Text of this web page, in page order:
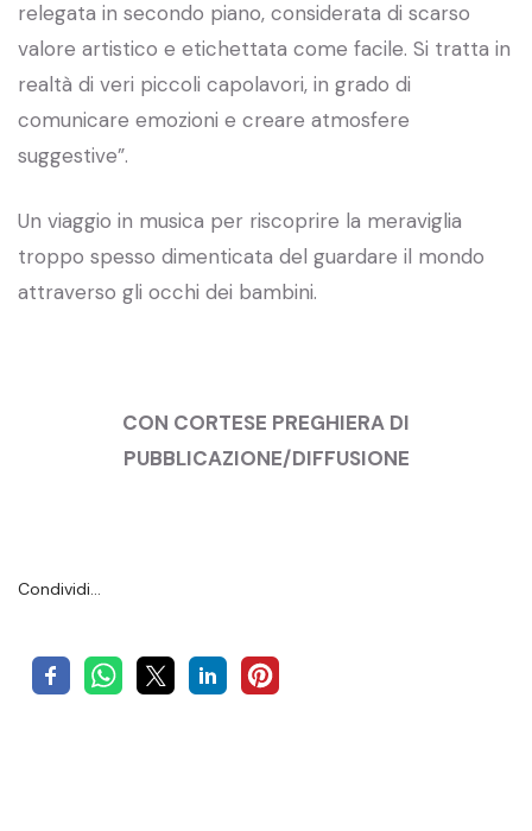
relegata in secondo piano, considerata di scarso
valore artistico e etichettata come facile. Si tratta in
realtà di veri piccoli capolavori, in grado di
comunicare emozioni e creare atmosfere
suggestive”.
Un viaggio in musica per riscoprire la meraviglia
troppo spesso dimenticata del guardare il mondo
attraverso gli occhi dei bambini.
CON CORTESE PREGHIERA DI
PUBBLICAZIONE/DIFFUSIONE
Condividi…